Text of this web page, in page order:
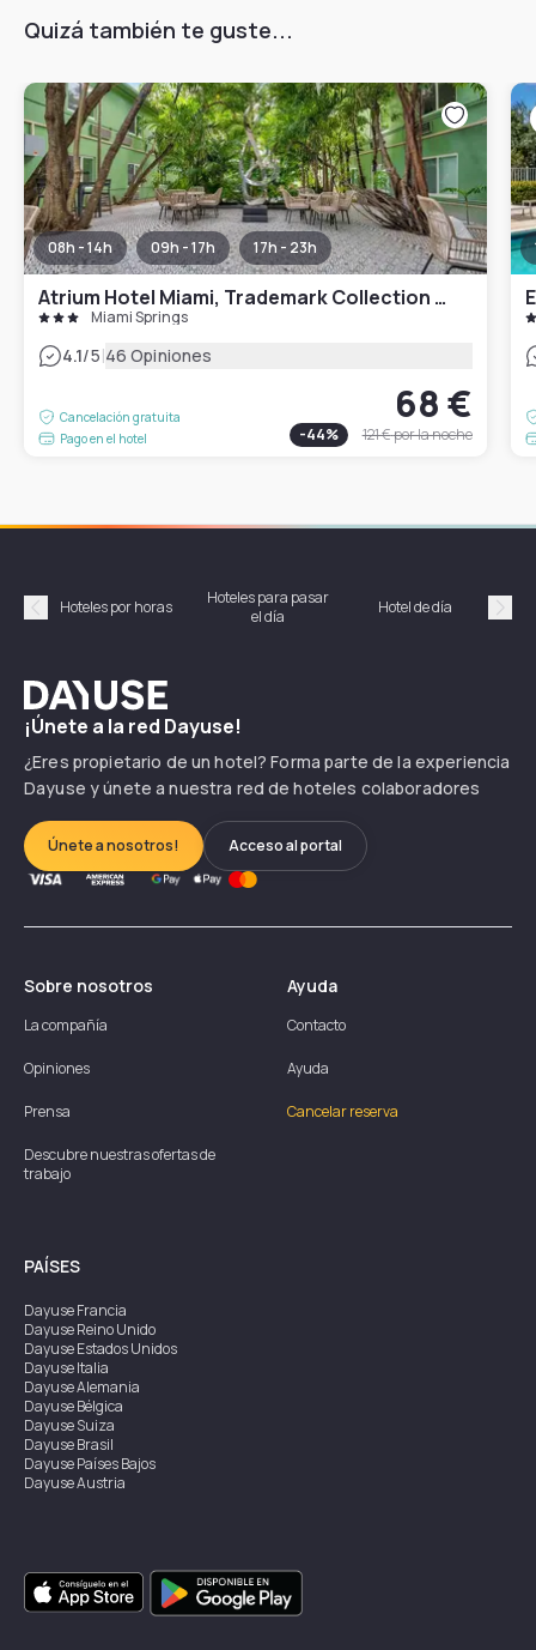
Quizá también te guste...
08h - 14h 09h - 17h 17h - 23h
Atrium Hotel Miami, Trademark Collection by Wyndham
Miami Springs
4.1/5|46 Opiniones
Cancelación gratuita
Pago en el hotel
68 €
-44% 121 €por la noche
Précédent
Hoteles por horas
Hoteles para pasar
el día
Hotel de día
Dayuse
¡Únete a la red Dayuse!
¿Eres propietario de un hotel? Forma parte de la experiencia
Dayuse y únete a nuestra red de hoteles colaboradores
Únete a nosotros! Acceso al portal
Sobre nosotros
La compañía
Opiniones
Prensa
Descubre nuestras ofertas de
trabajo
Ayuda
Contacto
Ayuda
Cancelar reserva
PAÍSES
DayuseFrancia
DayuseReino Unido
DayuseEstados Unidos
DayuseItalia
DayuseAlemania
DayuseBélgica
DayuseSuiza
DayuseBrasil
DayusePaíses Bajos
DayuseAustria
DayuseSingapur
DayuseSuecia
DayuseTailandia